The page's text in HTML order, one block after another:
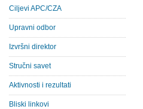
Ciljevi APC/CZA
Upravni odbor
Izvršni direktor
Stručni savet
Aktivnosti i rezultati
Bliski linkovi